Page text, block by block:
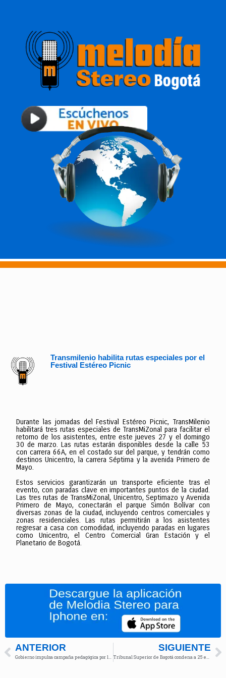
Transmilenio habilita rutas especiales por el
Festival Estéreo Picnic
Durante las jornadas del Festival Estéreo Picnic, TransMilenio
habilitará tres rutas especiales de TransMiZonal para facilitar el
retorno de los asistentes, entre este jueves 27 y el domingo
30 de marzo. Las rutas estarán disponibles desde la calle 53
con carrera 66A, en el costado sur del parque, y tendrán como
destinos Unicentro, la carrera Séptima y la avenida Primero de
Mayo.
Estos servicios garantizarán un transporte eficiente tras el
evento, con paradas clave en importantes puntos de la ciudad.
Las tres rutas de TransMiZonal, Unicentro, Septimazo y Avenida
Primero de Mayo, conectarán el parque Simón Bolívar con
diversas zonas de la ciudad, incluyendo centros comerciales y
zonas residenciales. Las rutas permitirán a los asistentes
regresar a casa con comodidad, incluyendo paradas en lugares
como Unicentro, el Centro Comercial Gran Estación y el
Planetario de Bogotá.
ANTERIOR SIGUIENTE